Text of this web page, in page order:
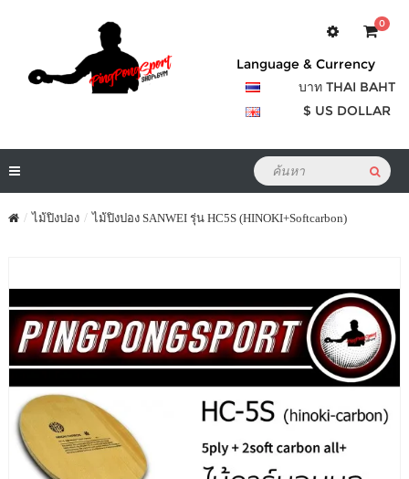
0
Language & Currency
บาท THAI BAHT
$ US DOLLAR
ไม้ปิงปอง ไม้ปิงปอง SANWEI รุ่น HC5S (HINOKI+Softcarbon)